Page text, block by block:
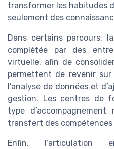
transformer les habitudes
seulement des
Dans certains parcours,
complétée par des
virtuelle, afin de
permettent de revenir sur
l’analyse de données et
gestion. Les centres de
type
transfert des compétences
Enfin, l’articulation